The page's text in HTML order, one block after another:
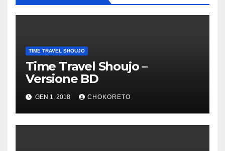
TIME TRAVEL SHOUJO
Time Travel Shoujo –
Versione BD
GEN 1, 2018 CHOKORETO